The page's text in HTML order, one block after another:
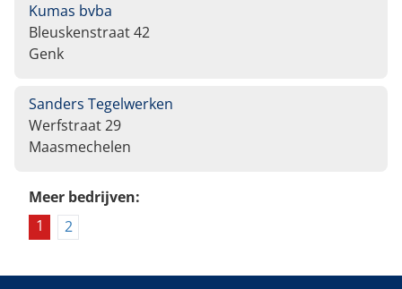
Kumas bvba
Bleuskenstraat 42
Genk
Sanders Tegelwerken
Werfstraat 29
Maasmechelen
Meer bedrijven:
1
2